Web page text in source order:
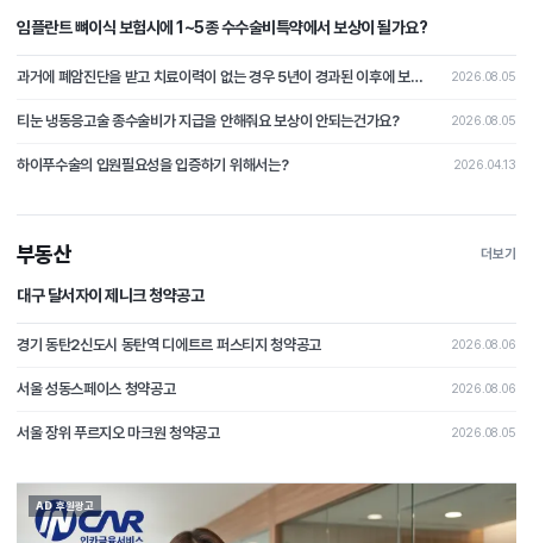
임플란트 뼈이식 보험시에 1~5종 수수술비특약에서 보상이 될가요?
과거에 폐암진단을 받고 치료이력이 없는 경우 5년이 경과된 이후에 보험가입시 폐암이 발병될 경우 보상이 가능할가요? 2026.08.05
티눈 냉동응고술 종수술비가 지급을 안해줘요 보상이 안되는건가요? 2026.08.05
하이푸수술의 입원필요성을 입증하기 위해서는? 2026.04.13
부동산 더보기
대구 달서자이 제니크 청약공고
경기 동탄2신도시 동탄역 디에트르 퍼스티지 청약공고 2026.08.06
서울 성동스페이스 청약공고 2026.08.06
서울 장위 푸르지오 마크원 청약공고 2026.08.05
AD 후원광고